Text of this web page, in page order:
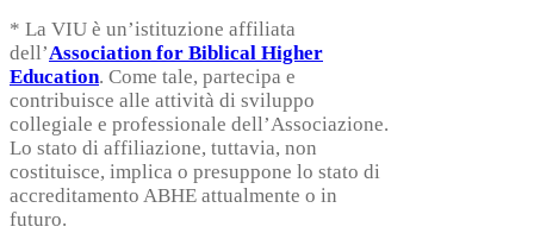
* La VIU è un’istituzione affiliata
dell’Association for Biblical Higher
Education. Come tale, partecipa e
contribuisce alle attività di sviluppo
collegiale e professionale dell’Associazione.
Lo stato di affiliazione, tuttavia, non
costituisce, implica o presuppone lo stato di
accreditamento ABHE attualmente o in
futuro.